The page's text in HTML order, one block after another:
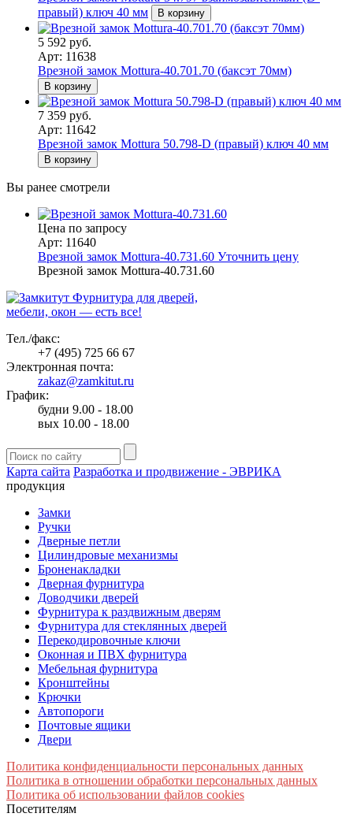
правый) ключ 40 мм
В корзину
5 592 руб.
Арт: 11638
Врезной замок Mottura-40.701.70 (баксэт 70мм)
В корзину
7 359 руб.
Арт: 11642
Врезной замок Mottura 50.798-D (правый) ключ 40 мм
В корзину
Вы ранее смотрели
Цена по запросу
Арт: 11640
Врезной замок Mottura-40.731.60 Уточнить цену
Врезной замок Mottura-40.731.60
Фурнитура для дверей,
мебели, окон — есть все!
Тел./факс:
+7 (495) 725 66 67
Электронная почта:
zakaz@zamkitut.ru
График:
будни 9.00 - 18.00
вых 10.00 - 18.00
Карта сайта Разработка и продвижение - ЭВРИКА
продукция
Замки
Ручки
Дверные петли
Цилиндровые механизмы
Броненакладки
Дверная фурнитура
Доводчики дверей
Фурнитура к раздвижным дверям
Фурнитура для стеклянных дверей
Перекодировочные ключи
Оконная и ПВХ фурнитура
Мебельная фурнитура
Кронштейны
Крючки
Автопороги
Почтовые ящики
Двери
Политика конфиденциальности персональных данных
Политика в отношении обработки персональных данных
Политика об использовании файлов cookies
Посетителям